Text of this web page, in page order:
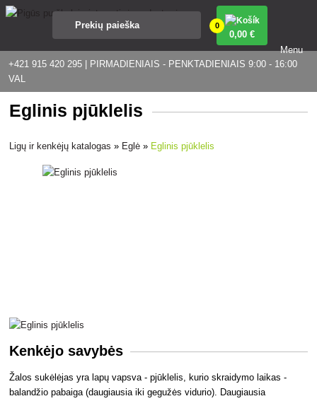
+421 915 420 295 | PIRMADIENIAIS - PENKTADIENIAIS 9:00 - 16:00
VAL
0
0,00 €
Menu
Eglinis pjūklelis
Ligų ir kenkėjų katalogas » Eglė » Eglinis pjūklelis
Kenkėjo savybės
Žalos sukėlėjas yra lapų vapsva - pjūklelis, kurio skraidymo laikas -
balandžio pabaiga (daugiausia iki gegužės vidurio). Daugiausia